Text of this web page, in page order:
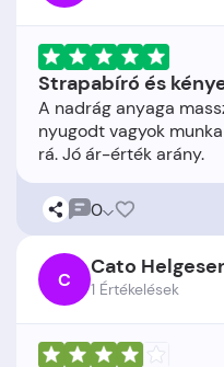
Strapabíró és
A nadrág anyaga
nyugodt vagyok
0
C Cato
1 Értékelések